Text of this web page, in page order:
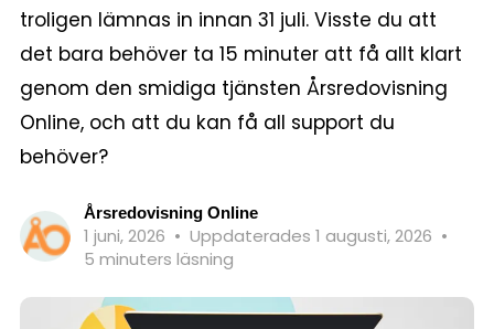
troligen lämnas in innan 31 juli. Visste du att
det bara behöver ta 15 minuter att få allt klart
genom den smidiga tjänsten Årsredovisning
Online, och att du kan få all support du
behöver?
Årsredovisning Online
1 juni, 2026 • Uppdaterades 1 augusti, 2026 •
5 minuters läsning